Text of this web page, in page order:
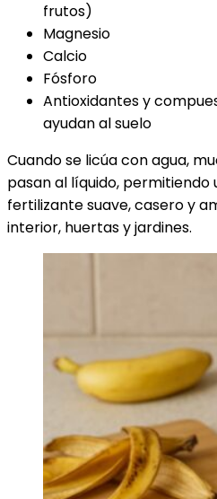
frutos)
Magnesio
Calcio
Fósforo
Antioxidantes y
ayudan al suelo
Cuando se licúa con agua,
pasan al líquido, permitiendo
fertilizante suave, casero y
interior, huertas y jardines.